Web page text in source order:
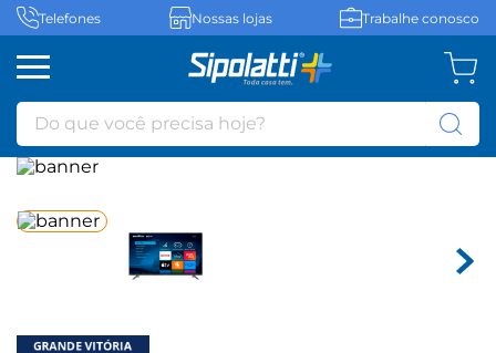
Telefones Nossas lojas Trabalhe conosco
Do que você precisa hoje?